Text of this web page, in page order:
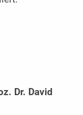
Dr. David